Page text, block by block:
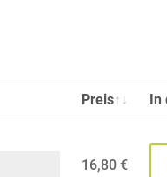
Preis In
16,80€